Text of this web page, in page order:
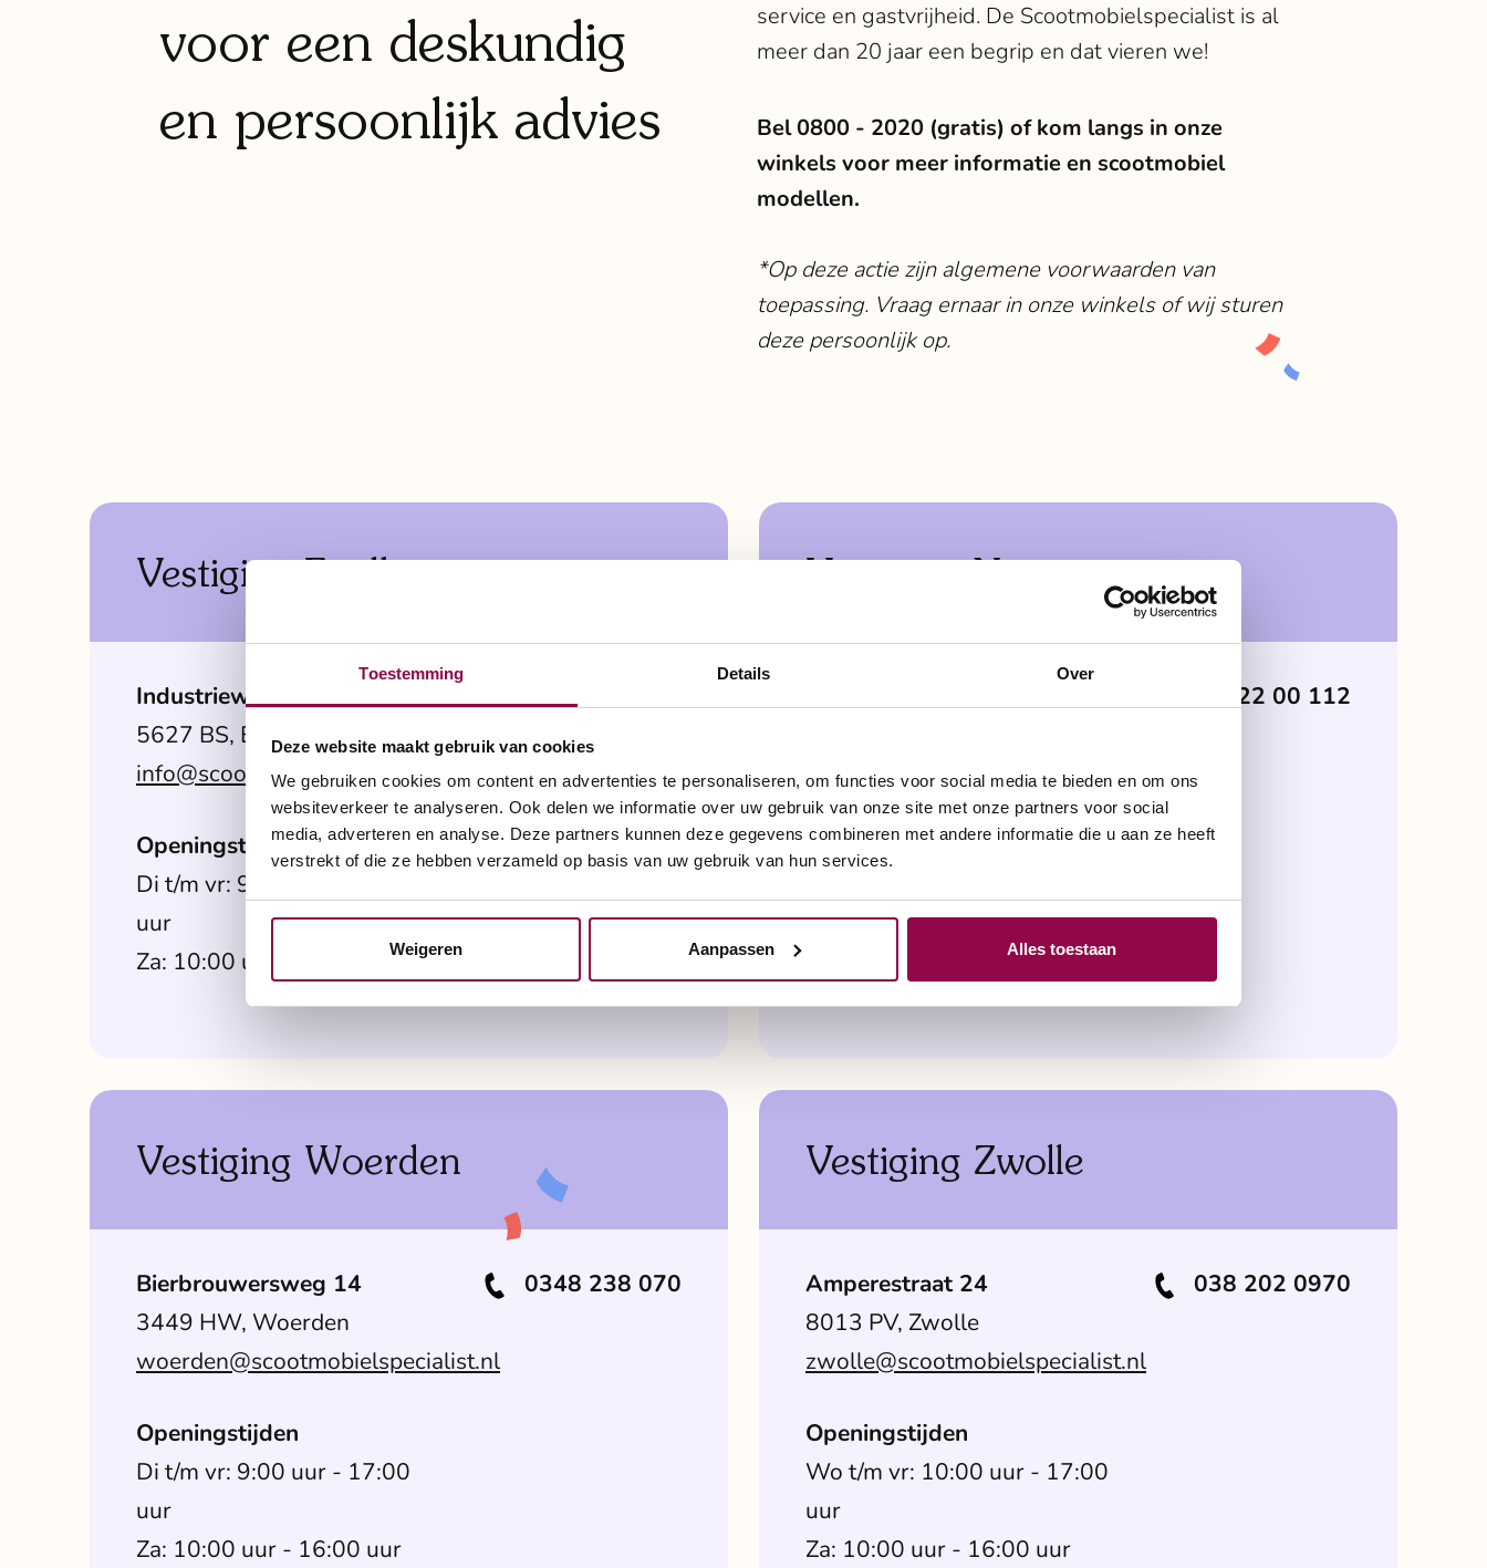
Toestemming Details Over
Deze website maakt gebruik van cookies
We gebruiken cookies om content en advertenties te personaliseren, om functies voor social media te bieden en om ons
websiteverkeer te analyseren. Ook delen we informatie over uw gebruik van onze site met onze partners voor social
media, adverteren en analyse. Deze partners kunnen deze gegevens combineren met andere informatie die u aan ze heeft
verstrekt of die ze hebben verzameld op basis van uw gebruik van hun services.
Weigeren Aanpassen Alles toestaan
voor een deskundig
en persoonlijk advies
service en gastvrijheid. De Scootmobielspecialist is al
meer dan 20 jaar een begrip en dat vieren we!
Bel 0800 - 2020 (gratis) of kom langs in onze
winkels voor meer informatie en scootmobiel
modellen.
*Op deze actie zijn algemene voorwaarden van
toepassing. Vraag ernaar in onze winkels of wij sturen
deze persoonlijk op.
Vestiging Eindhoven
Industrieweg 3
5627 BS, Eindhoven
info@scootmobielspecialist.nl
Openingstijden
Di t/m vr: 9:00 uur - 17:30
uur
Za: 10:00 uur - 16:00 uur
040 256 77 00
Vestiging Nijmegen
nijmegen@scootmobielspecialist.nl
Openingstijden
uur
Za: 10:00 uur - 16:00 uur
024 22 00 112
Vestiging Woerden
Bierbrouwersweg 14
3449 HW, Woerden
woerden@scootmobielspecialist.nl
Openingstijden
Di t/m vr: 9:00 uur - 17:00
uur
Za: 10:00 uur - 16:00 uur
0348 238 070
Vestiging Zwolle
Amperestraat 24
8013 PV, Zwolle
zwolle@scootmobielspecialist.nl
Openingstijden
Wo t/m vr: 10:00 uur - 17:00
uur
Za: 10:00 uur - 16:00 uur
038 202 0970